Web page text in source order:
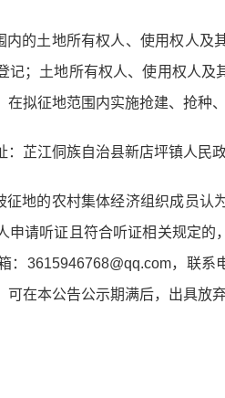
内的土地所有权人、使用权人
记；土地所有权人、使用权人
在拟征地范围内实施抢建、抢种
：芷江侗族自治县新店坪镇人民
征地的农村集体经济组织成员认
申请听证且符合听证相关规定
：3615946768@qq.com，联
可在本公告公示期满后，出具放